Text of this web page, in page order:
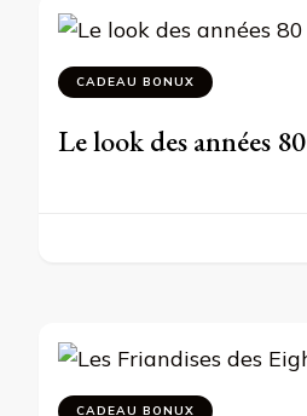
CADEAU BONUX
Le look des années 80
CADEAU BONUX